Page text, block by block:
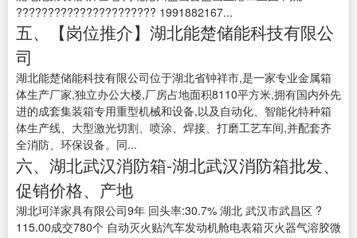
?????????????????????? 1991882167...
五、【岗位推介】湖北能楚储能科技有限公
司
湖北能楚储能科技有限公司位于湖北省钟祥市,是一家专业金属箱
体生产厂家,独立办公大楼,厂房占地面积8110平方米,拥有国内外先
进的成套集装箱专用重型机械和设备,以及自动化、智能化特种箱
体生产线、大型激光切割、喷涂、焊接、打磨工艺车间,并配套齐
全消防、环保设备。同...
六、湖北武汉消防箱-湖北武汉消防箱批发、
促销价格、产地
湖北珂洋家具有限公司9年 回头率:30.7% 湖北 武汉市武昌区 ?
115.00成交780个 自动灭火贴汽车发动机舱电表箱灭火器气溶胶微